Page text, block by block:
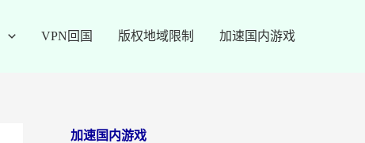
VPN回国 版权地域限制 加速国内游戏
加速国内游戏